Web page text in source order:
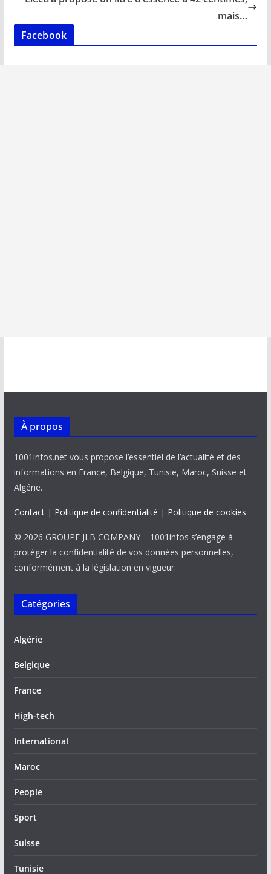
k
mais…
Facebook
À propos
1001infos.net vous propose l’essentiel de l’actualité et des
informations en France, Belgique, Tunisie, Maroc, Suisse et
Algérie.
Contact| Politique de confidentialité | Politique de cookies
© 2026 GROUPE JLB COMPANY – 1001infos s’engage à
protéger la confidentialité de vos données personnelles,
conformément à la législation en vigueur.
Catégories
Algérie
Belgique
France
High-tech
International
Maroc
People
Sport
Suisse
Tunisie